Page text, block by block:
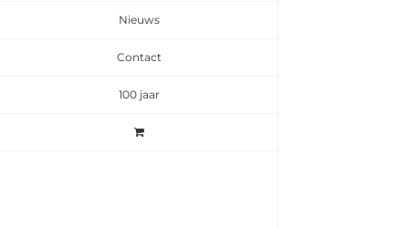
Nieuws
Contact
100 jaar